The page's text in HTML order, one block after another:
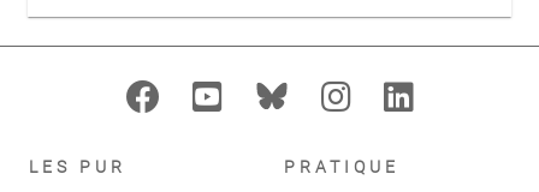
LES PUR PRATIQUE